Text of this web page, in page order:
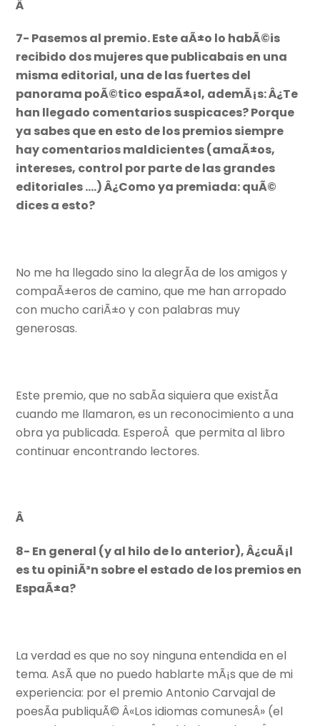
Â
7- Pasemos al premio. Este aÃ±o lo habÃ©is
recibido dos mujeres que publicabais en una
misma editorial, una de las fuertes del
panorama poÃ©tico espaÃ±ol, ademÃ¡s: Â¿Te
han llegado comentarios suspicaces? Porque
ya sabes que en esto de los premios siempre
hay comentarios maldicientes (amaÃ±os,
intereses, control por parte de las grandes
editoriales ….) Â¿Como ya premiada: quÃ©
dices a esto?
No me ha llegado sino la alegrÃ­a de los amigos y
compaÃ±eros de camino, que me han arropado
con mucho cariÃ±o y con palabras muy
generosas.
Este premio, que no sabÃ­a siquiera que existÃ­a
cuando me llamaron, es un reconocimiento a una
obra ya publicada. EsperoÂ que permita al libro
continuar encontrando lectores.
Â
8- En general (y al hilo de lo anterior), Â¿cuÃ¡l
es tu opiniÃ³n sobre el estado de los premios en
EspaÃ±a?
La verdad es que no soy ninguna entendida en el
tema. AsÃ­ que no puedo hablarte mÃ¡s que de mi
experiencia: por el premio Antonio Carvajal de
poesÃ­a publiquÃ© Â«Los idiomas comunesÂ» (el